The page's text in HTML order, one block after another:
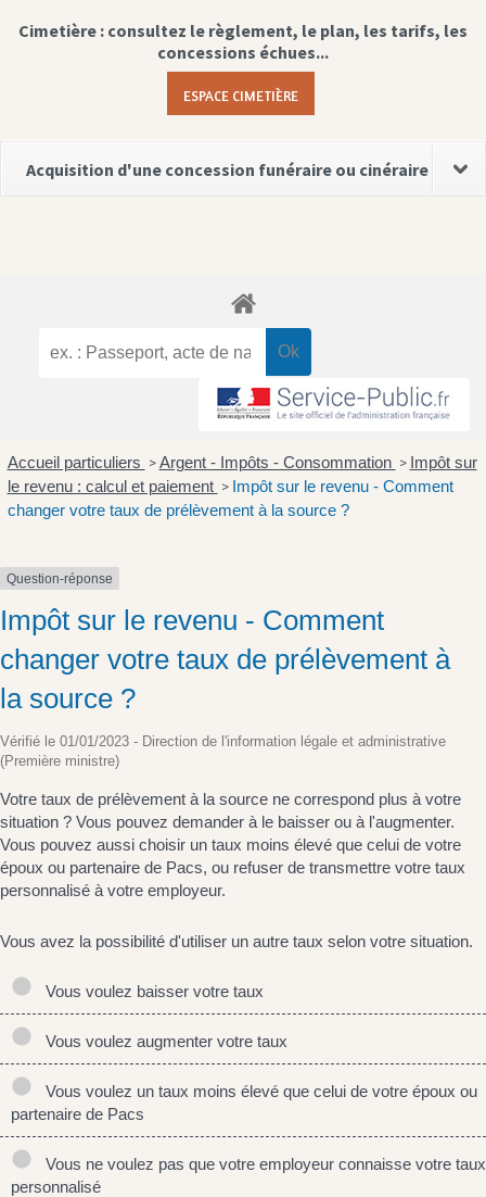
Cimetière : consultez le règlement, le plan, les tarifs, les
concessions échues...
ESPACE CIMETIÈRE
Acquisition d'une concession funéraire ou cinéraire
Accueil particuliers > Argent - Impôts - Consommation > Impôt sur
le revenu : calcul et paiement > Impôt sur le revenu - Comment
changer votre taux de prélèvement à la source ?
Question-réponse
Impôt sur le revenu - Comment
changer votre taux de prélèvement à
la source ?
Vérifié le 01/01/2023 - Direction de l'information légale et administrative
(Première ministre)
Votre taux de prélèvement à la source ne correspond plus à votre
situation ? Vous pouvez demander à le baisser ou à l'augmenter.
Vous pouvez aussi choisir un taux moins élevé que celui de votre
époux ou partenaire de Pacs, ou refuser de transmettre votre taux
personnalisé à votre employeur.
Vous avez la possibilité d'utiliser un autre taux selon votre situation.
Vous voulez baisser votre taux
Vous voulez augmenter votre taux
Vous voulez un taux moins élevé que celui de votre époux ou
partenaire de Pacs
Vous ne voulez pas que votre employeur connaisse votre taux
personnalisé